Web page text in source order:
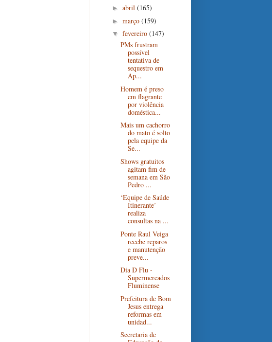
► abril (165)
► março (159)
▼ fevereiro (147)
PMs frustram
possível
tentativa de
sequestro em
Ap...
Homem é preso
em flagrante
por violência
doméstica...
Mais um cachorro
do mato é solto
pela equipe da
Se...
Shows gratuitos
agitam fim de
semana em São
Pedro ...
‘Equipe de Saúde
Itinerante’
realiza
consultas na ...
Ponte Raul Veiga
recebe reparos
e manutenção
preve...
Dia D Flu -
Supermercados
Fluminense
Prefeitura de Bom
Jesus entrega
reformas em
unidad...
Secretaria de